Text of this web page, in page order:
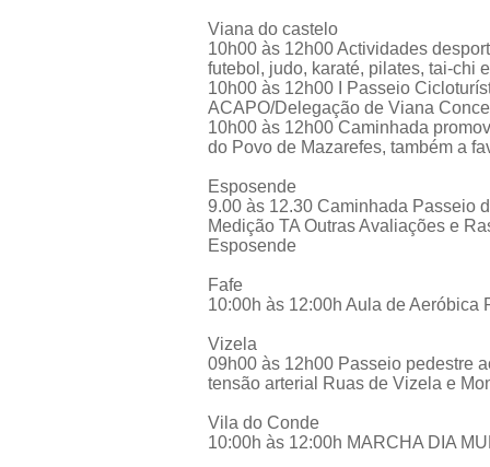
Viana do castelo
10h00 às 12h00 Actividades
futebol, judo, karaté, pilates, tai-chi
10h00 às 12h00 I Passeio
ACAPO/Delegação de Viana
10h00 às 12h00 Caminhada
do Povo de Mazarefes, também a
Esposende
9.00 às 12.30 Caminhada Passeio
Medição TA Outras Avaliações e
Esposende
Fafe
10:00h às 12:00h Aula de Aeróbica
Vizela
09h00 às 12h00 Passeio pedestre
tensão arterial Ruas de Vizela e
Vila do Conde
10:00h às 12:00h MARCHA DIA